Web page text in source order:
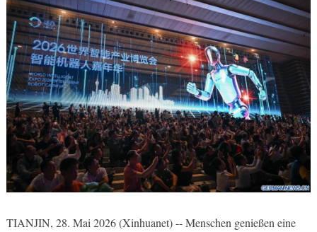
TIANJIN, 28. Mai 2026 (Xinhuanet) -- Menschen genießen eine